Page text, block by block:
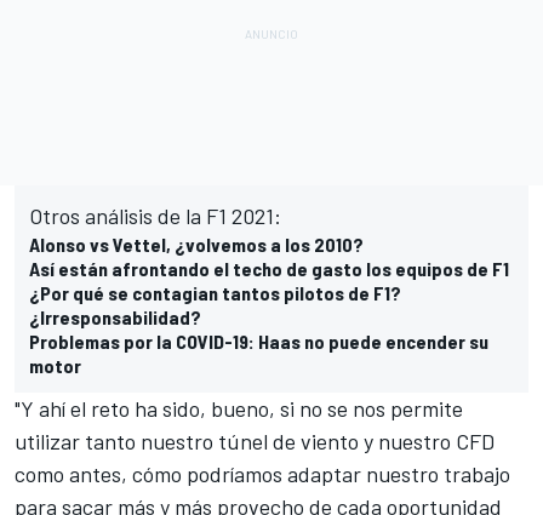
Otros análisis de la F1 2021:
Alonso vs Vettel, ¿volvemos a los 2010?
Así están afrontando el techo de gasto los equipos de F1
¿Por qué se contagian tantos pilotos de F1?
¿Irresponsabilidad?
Problemas por la COVID-19: Haas no puede encender su
motor
"Y ahí el reto ha sido, bueno, si no se nos permite
utilizar tanto nuestro túnel de viento y nuestro CFD
como antes, cómo podríamos adaptar nuestro trabajo
para sacar más y más provecho de cada oportunidad